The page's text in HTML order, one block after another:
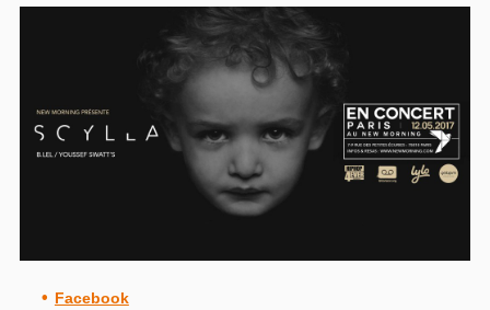
Facebook